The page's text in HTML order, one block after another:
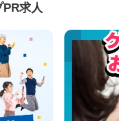
求人